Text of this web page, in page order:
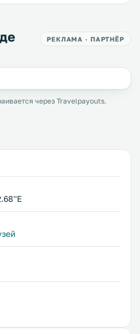
РЕКЛАМА · ПАРТНЁР
через Travelpayouts.